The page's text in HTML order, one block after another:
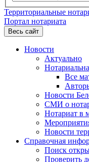
Территориальные
Портал нотариата
Весь сайт
Новости
Актуально
Все
Новости
СМИ о
Нотариат в
Новости
Справочная
Поиск
Проверить